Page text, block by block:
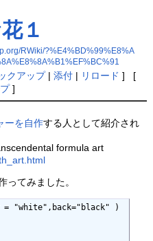
１
RWiki/?%E4%BD%99%E8%A
クアップ| 添付| リロード ] [
]
ーを自作する人として紹介され
formula art
ってみました。